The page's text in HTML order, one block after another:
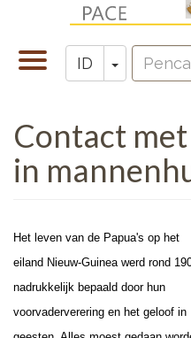
Toggle
navigation
ID Toggle
Zoeken
Contact
in
Het leven van de Papua's op het
eiland Nieuw-Guinea werd rond
nadrukkelijk bepaald door hun
voorvaderverering en het geloof in